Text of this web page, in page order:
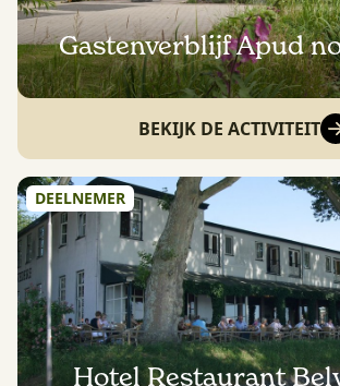
Gastenverblijf Apud
BEKIJK DE ACTIVITEIT
DEELNEMER
Hotel Restaurant